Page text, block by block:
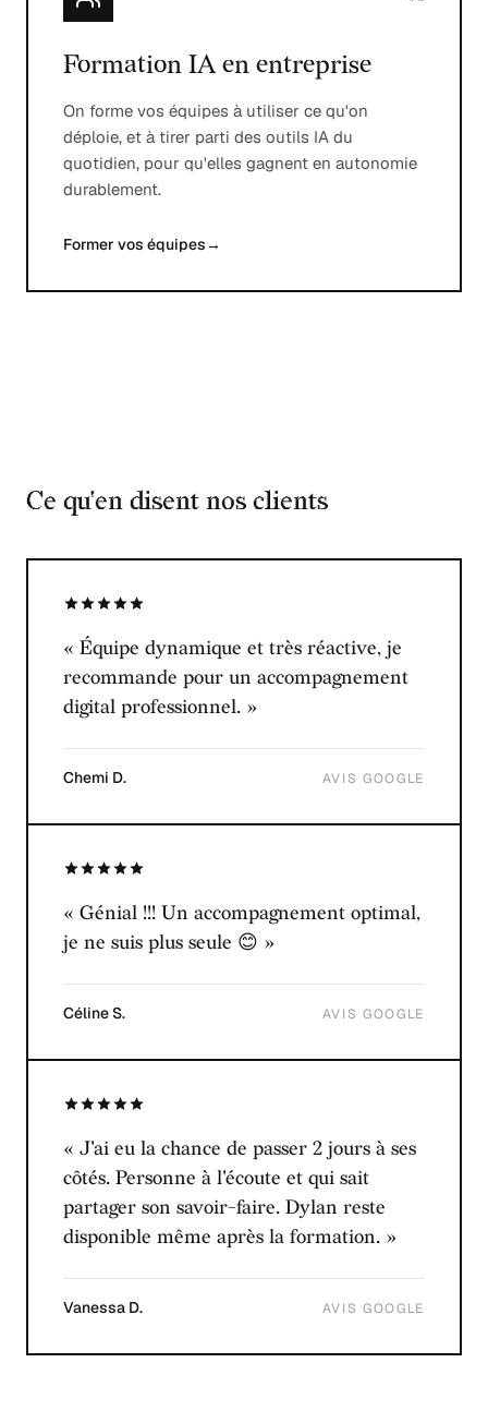
Formation IA en entreprise
On forme vos équipes à utiliser ce qu'on
déploie, et à tirer parti des outils IA du
quotidien, pour qu'elles gagnent en autonomie
durablement.
Former vos équipes→
Ce qu'en disent nos clients
« Équipe dynamique et très réactive, je
recommande pour un accompagnement
digital professionnel. »
Chemi D. AVIS GOOGLE
« Génial !!! Un accompagnement optimal,
je ne suis plus seule 😊 »
Céline S. AVIS GOOGLE
« J'ai eu la chance de passer 2 jours à ses
côtés. Personne à l'écoute et qui sait
partager son savoir-faire. Dylan reste
disponible même après la formation. »
Vanessa D. AVIS GOOGLE